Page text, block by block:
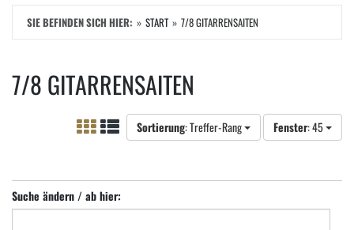
SIE BEFINDEN SICH HIER: START 7/8 GITARRENSAITEN
7/8 GITARRENSAITEN
Sortierung: Treffer-Rang Fenster: 45
Suche ändern / ab hier: